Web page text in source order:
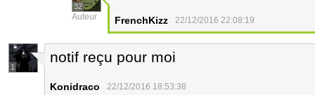
32
Auteur FrenchKizz 22/12/2016 22:08:19
1
notif reçu pour moi
Konidraco 22/12/2016 18:53:38